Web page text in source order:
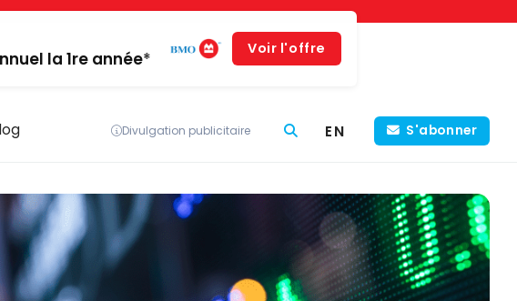
la 1re année*
Voir l'offre
Divulgation publicitaire EN S'abonner